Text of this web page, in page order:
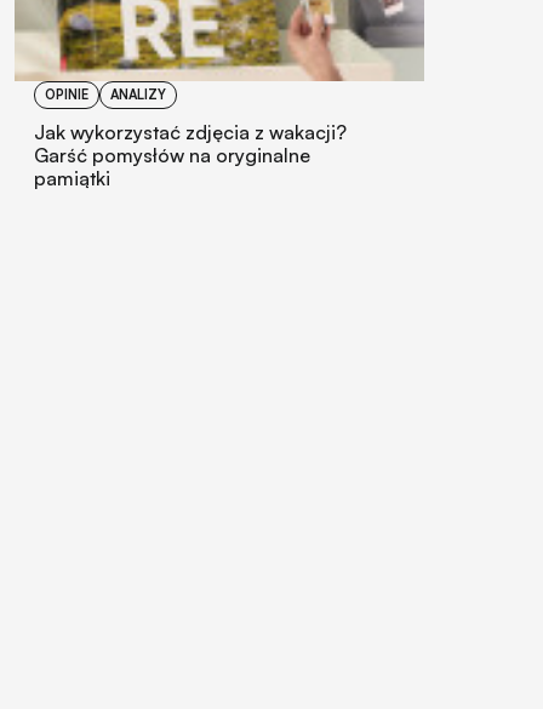
OPINIE ANALIZY
Jak wykorzystać zdjęcia z wakacji?
Garść pomysłów na oryginalne
pamiątki